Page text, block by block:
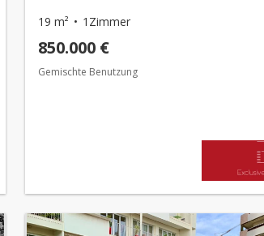
19 m² 1Zimmer
850.000 €
Gemischte Benutzung